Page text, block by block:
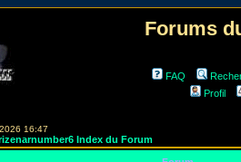
Forums
FAQ
Profil
16:47
Index du Forum